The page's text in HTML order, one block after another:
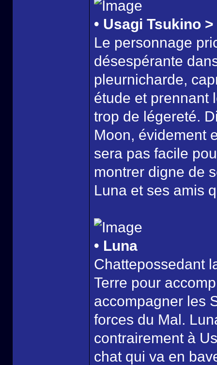
• Usagi Tsukino
Le personnage
désespérante
pleurnicharde,
étude et prennant
trop de légereté.
Moon, évidement
sera pas facile
montrer digne de
Luna et ses amis
• Luna
Chattepossedant
Terre pour
accompagner les
forces du Mal.
contrairement à
chat qui va en